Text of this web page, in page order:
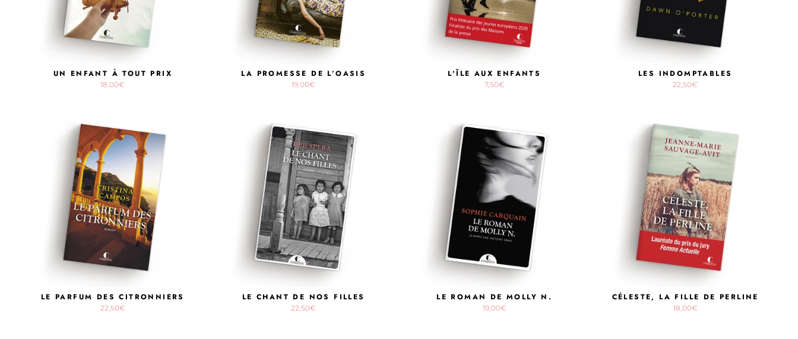
UN ENFANT À TOUT PRIX
18,00€
LA PROMESSE DE L’OASIS
19,00€
L'ÎLE AUX ENFANTS
7,50€
LES INDOMPTABLES
22,50€
LE PARFUM DES CITRONNIERS
22,50€
LE CHANT DE NOS FILLES
22,50€
LE ROMAN DE MOLLY N.
19,00€
CÉLESTE, LA FILLE DE PERLINE
18,00€